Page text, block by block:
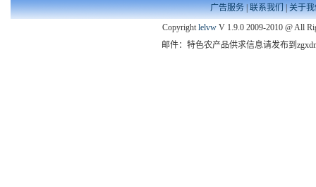
广告服务|联系我们|关于
Copyright lelvwV 1.9.0 2009-2010 @ All
邮件：特色农产品供求信息请发布到